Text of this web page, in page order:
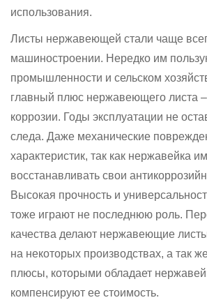
использования.
Листы нержавеющей стали чаще
машиностроении. Нередко им
промышленности и сельском
главный плюс нержавеющего листа –
коррозии. Годы эксплуатации не
следа. Даже механические
характеристик, так как нержавейка
восстанавливать свои
Высокая прочность и
тоже играют не последнюю роль.
качества делают нержавеющие
на некоторых производствах, а так
плюсы, которыми обладает
компенсируют ее стоимость.